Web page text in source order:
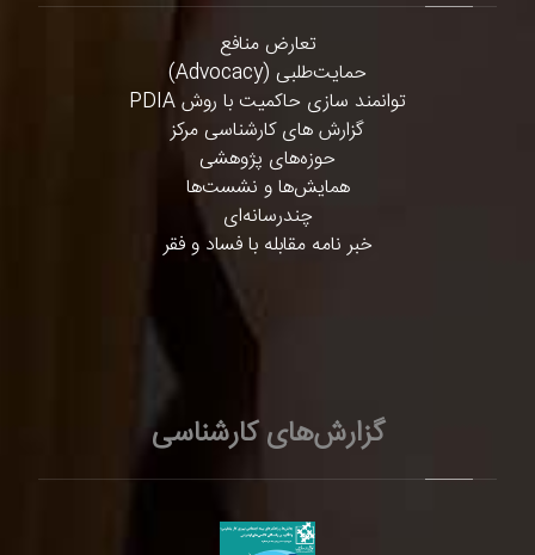
تعارض منافع
حمایت‌طلبی (Advocacy)
توانمند سازی حاکمیت با روش PDIA
گزارش های کارشناسی مرکز
حوزه‌های پژوهشی
همایش‌ها و نشست‌ها
چندرسانه‌ای
خبر نامه مقابله با فساد و فقر
گزارش‌های کارشناسی